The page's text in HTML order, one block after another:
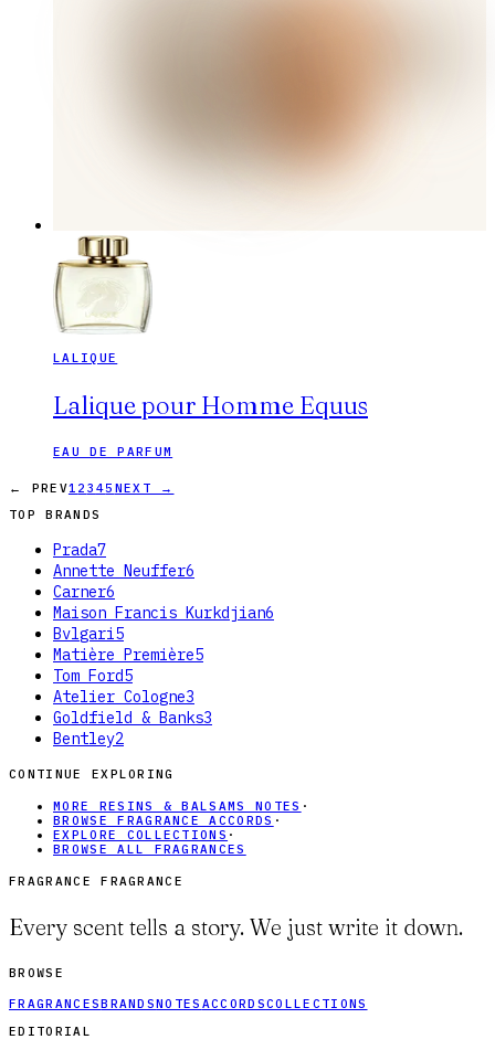
LALIQUE
Lalique pour Homme Equus
EAU DE PARFUM
← PREV1 2 3 45 NEXT →
TOP BRANDS
Prada7
Annette Neuffer6
Carner6
Maison Francis Kurkdjian6
Bvlgari 5
Matière Première5
Tom Ford5
Atelier Cologne3
Goldfield & Banks3
Bentley2
CONTINUE EXPLORING
MORE RESINS & BALSAMS NOTES ·
BROWSE FRAGRANCE ACCORDS ·
EXPLORE COLLECTIONS ·
BROWSE ALL FRAGRANCES
FRAGRANCE FRAGRANCE
Every scent tells a story. We just write it down.
BROWSE
FRAGRANCESBRANDSNOTES ACCORDSCOLLECTIONS
EDITORIAL